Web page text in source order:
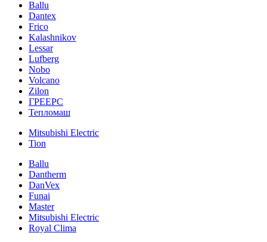
Ballu
Dantex
Frico
Kalashnikov
Lessar
Lufberg
Nobo
Volcano
Zilon
ГРЕЕРС
Тепломаш
Mitsubishi Electric
Tion
Ballu
Dantherm
DanVex
Funai
Master
Mitsubishi Electric
Royal Clima